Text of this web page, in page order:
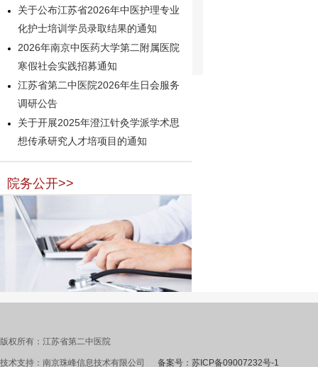
关于公布江苏省2026年中医护理专业
化护士培训学员录取结果的通知
2026年南京中医药大学第二附属医院
寒假社会实践招募通知
江苏省第二中医院2026年生日会服务
调研公告
关于开展2025年澄江针灸学派学术思
想传承研究人才培项目的通知
院务公开>>
版权所有：江苏省第二中医院
技术支持：南京珠峰信息技术有限公司 备案号：苏ICP备09007232号-1